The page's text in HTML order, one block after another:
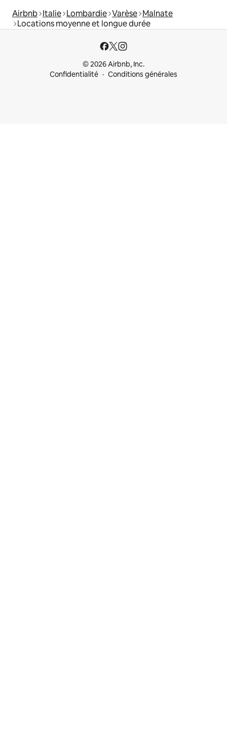
Airbnb Italie Lombardie Varèse Malnate
Locations moyenne et longue durée
© 2026 Airbnb, Inc.
Confidentialité
Conditions générales